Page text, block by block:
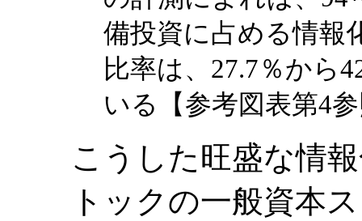
備投資に占める情報
比率は、27.7％から
いる【参考図表第4
こうした旺盛な情
トックの一般資本